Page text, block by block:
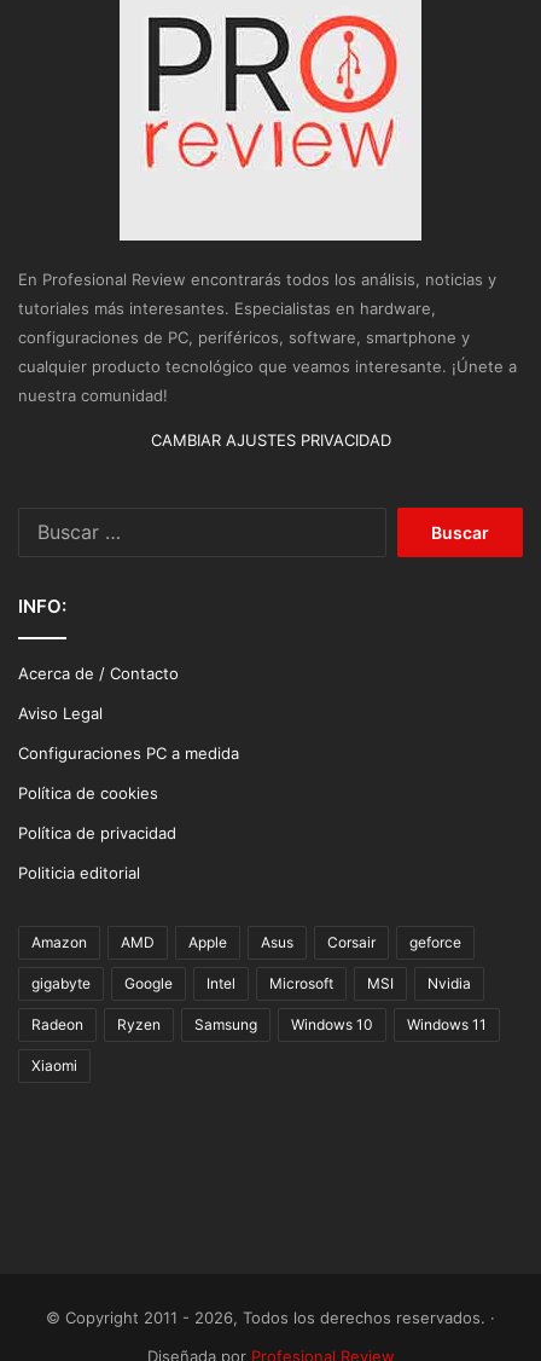
En Profesional Review encontrarás todos los análisis, noticias y
tutoriales más interesantes. Especialistas en hardware,
configuraciones de PC, periféricos, software, smartphone y
cualquier producto tecnológico que veamos interesante. ¡Únete a
nuestra comunidad!
CAMBIAR AJUSTES PRIVACIDAD
INFO:
Acerca de / Contacto
Aviso Legal
Configuraciones PC a medida
Política de cookies
Política de privacidad
Politicia editorial
Amazon AMD Apple Asus Corsair geforce
gigabyte Google Intel Microsoft MSI Nvidia
Radeon Ryzen Samsung Windows 10 Windows 11
Xiaomi
© Copyright 2011 - 2026, Todos los derechos reservados. ·
Diseñada por Profesional Review